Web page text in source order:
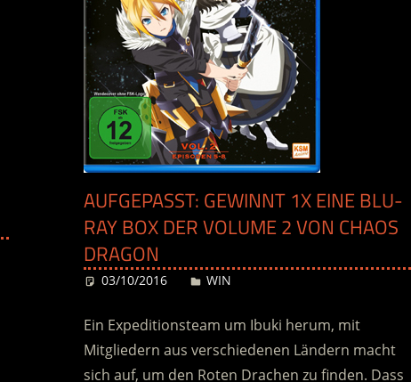
AUFGEPASST: GEWINNT 1X EINE BLU-
RAY BOX DER VOLUME 2 VON CHAOS
DRAGON
03/10/2016 Desiree
WIN
Ein Expeditionsteam um Ibuki herum, mit
Mitgliedern aus verschiedenen Ländern macht
sich auf, um den Roten Drachen zu finden. Dass